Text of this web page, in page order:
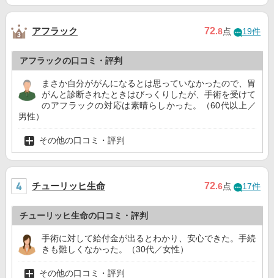
アフラック 72.8点 19件
アフラックの口コミ・評判
まさか自分ががんになるとは思っていなかったので、胃
がんと診断されたときはびっくりしたが、手術を受けて
のアフラックの対応は素晴らしかった。（60代以上／
男性）
その他の口コミ・評判
チューリッヒ生命 72.6点 17件
チューリッヒ生命の口コミ・評判
手術に対して給付金が出るとわかり、安心できた。手続
きも難しくなかった。（30代／女性）
その他の口コミ・評判